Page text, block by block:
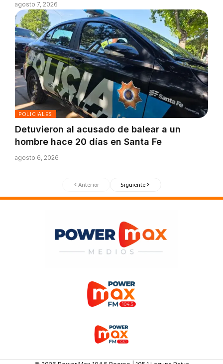
agosto 7, 2026
POLICIALES
Detuvieron al acusado de balear a un
hombre hace 20 días en Santa Fe
agosto 6, 2026
Anterior Siguiente